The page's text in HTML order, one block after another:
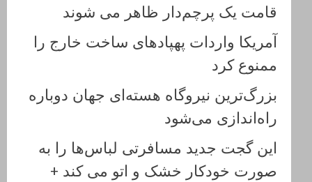
قامت یک پرچم‌دار ظاهر می‌ شوند
آمریکا واردات پهپادهای ساخت خارج را
ممنوع کرد
بزرگ‌ترین نیروگاه هسته‌ای جهان دوباره
راه‌اندازی می‌شود
این گجت جدید مسافرتی لباس‌ها را به
صورت خودکار خشک و اتو می‌ کند +